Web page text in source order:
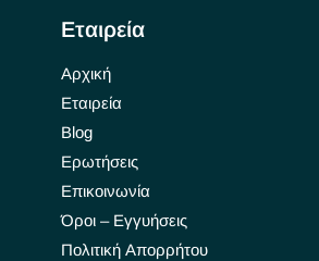
Εταιρεία
Αρχική
Εταιρεία
Blog
Ερωτήσεις
Επικοινωνία
Όροι – Εγγυήσεις
Πολιτική Απορρήτου